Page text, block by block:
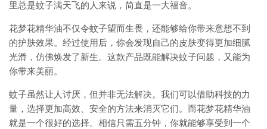
里总是蚊子满天飞的人来说，简直是一大福音。
花梦花精华油不仅令蚊子望而生畏，还能够给你带来意想不到
的护肤效果。经过使用后，你会发现自己的皮肤变得更加细腻
光滑，仿佛焕发了新生。这款产品既能解决蚊子问题，又能为
你带来美丽。
蚊子虽然让人讨厌，但并非无法解决。我们可以借助科技的力
量，选择更加高效、安全的方法来消灭它们。而花梦花精华油
就是一个很好的选择。相信只需五分钟，你就能够享受到一个